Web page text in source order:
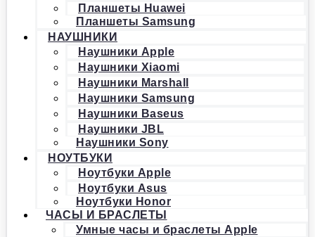
Планшеты Huawei
Планшеты Samsung
НАУШНИКИ
Наушники Apple
Наушники Xiaomi
Наушники Marshall
Наушники Samsung
Наушники Baseus
Наушники JBL
Наушники Sony
НОУТБУКИ
Ноутбуки Apple
Ноутбуки Asus
Ноутбуки Honor
ЧАСЫ И БРАСЛЕТЫ
Умные часы и браслеты Apple